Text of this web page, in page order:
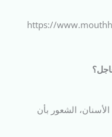
https://
الشعور بأن